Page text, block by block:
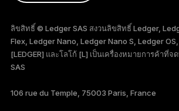
FRANÇAIS
TÜRKÇE
DEUTSCH
ลิขสิทธิ์ © Ledger SAS สงวนลิขสิทธิ์ Ledger,
Flex, Ledger Nano, Ledger Nano S, Ledger
[LEDGER] และโลโก้ [L] เป็นเครื่องหมายการค้าที่จ
SAS
106 rue du Temple, 75003 Paris, France